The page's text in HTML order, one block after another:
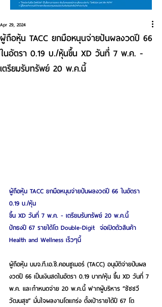
ผู้ถือหุ้น TACC ยกมือหนุนจ่ายปันผลงวดปี 66
ในอัตรา 0.19 บ./หุ้นขึ้น XD วันที่ 7 พ.ค. -
เตรียมรับทรัพย์ 20 พ.ค.นี้
Apr 29, 2024
ผู้ถือหุ้น TACC ยกมือหนุนจ่ายปันผลงวดปี 66 ในอัตรา
0.19 บ./หุ้น
ขึ้น XD วันที่ 7 พ.ค. - เตรียมรับทรัพย์ 20 พ.ค.นี้
ปักธงปี 67 รายได้โต Double-Digit  จ่อเปิดตัวสินค้า
Health and Wellness เร็วๆนี้
ผู้ถือหุ้น บมจ.ที.เอ.ซี.คอนซูเมอร์ (TACC) อนุมัติจ่ายปันผล
งวดปี 66 เป็นเงินสดในอัตรา 0.19 บาท/หุ้น ขึ้น XD วันที่ 7
พ.ค. และกำหนดจ่าย 20 พ.ค.นี้ ฟากผู้บริหาร “ชัชชวี
วัฒนสุข” มั่นใจผลงานโตแกร่ง ตั้งเป้ารายได้ปี 67 โต